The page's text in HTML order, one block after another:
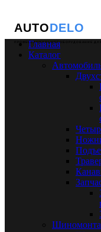
AUTODELO
ПРОФЕССИОНАЛЬНОЕ ОБОРУДОВАНИЕ
Главная
Каталог